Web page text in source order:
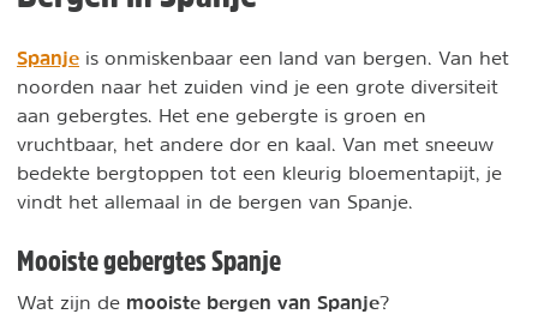
Spanje is onmiskenbaar een land van bergen. Van het
noorden naar het zuiden vind je een grote diversiteit
aan gebergtes. Het ene gebergte is groen en
vruchtbaar, het andere dor en kaal. Van met sneeuw
bedekte bergtoppen tot een kleurig bloementapijt, je
vindt het allemaal in de bergen van Spanje.
Mooiste gebergtes Spanje
Wat zijn de mooiste bergen van Spanje?